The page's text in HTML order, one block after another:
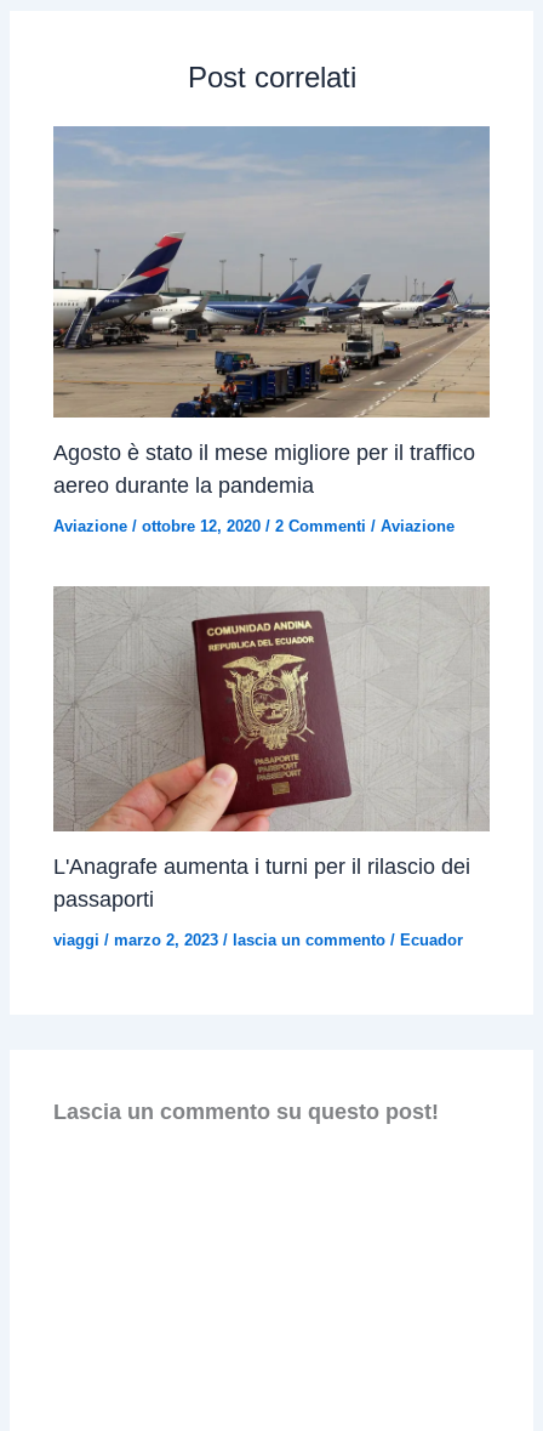
Post correlati
Agosto è stato il mese migliore per il traffico
aereo durante la pandemia
Aviazione /ottobre 12, 2020/2 Commenti /Aviazione
L'Anagrafe aumenta i turni per il rilascio dei
passaporti
viaggi /marzo 2, 2023/lascia un commento /Ecuador
Lascia un commento su questo post!